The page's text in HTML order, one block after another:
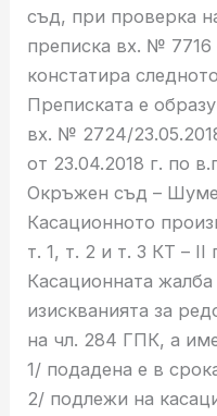
съд, при проверка
преписка вх. № 7716
констатира
Преписката е
вх. № 2724/
от 23.04.2018 г. по
Окръжен съд –
Касационното
т. 1, т. 2 и т. 3 КТ – II
Касационната
изискванията за
на чл. 284 ГПК, а
1/ подадена е в
2/ подлежи на